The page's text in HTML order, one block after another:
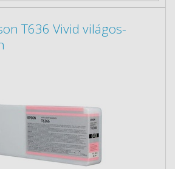
T636 Vivid világos-